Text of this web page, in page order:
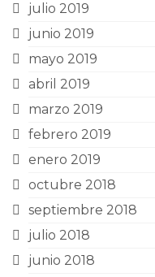
julio 2019
junio 2019
mayo 2019
abril 2019
marzo 2019
febrero 2019
enero 2019
octubre 2018
septiembre 2018
julio 2018
junio 2018